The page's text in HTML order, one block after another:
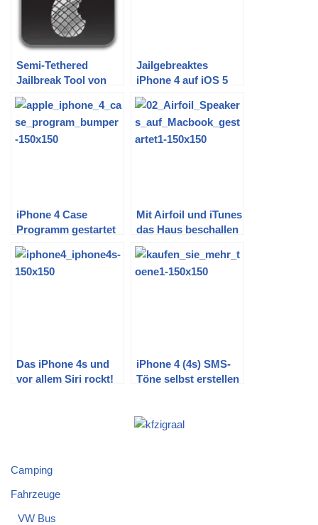
Semi-Tethered
Jailbreak Tool von
BigBoss
Jailgebreaktes
iPhone 4 auf iOS 5
updaten
iPhone 4 Case
Programm gestartet
Mit Airfoil und iTunes
das Haus beschallen
Das iPhone 4s und
vor allem Siri rockt!
iPhone 4 (4s) SMS-
Töne selbst erstellen
Camping
Fahrzeuge
VW Bus